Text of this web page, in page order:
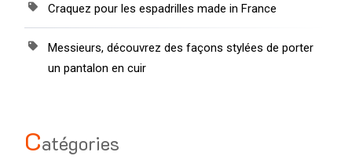
Craquez pour les espadrilles made in France
Messieurs, découvrez des façons stylées de porter
un pantalon en cuir
Catégories